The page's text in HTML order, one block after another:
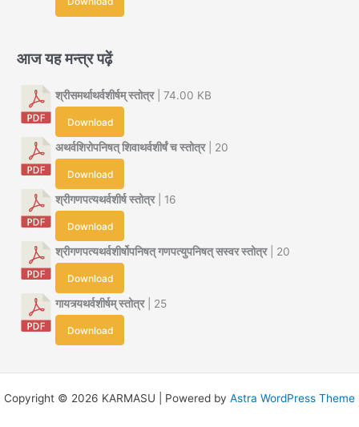
आज यह मन्त्र पढ़ें
श्रीसमर्थाथर्वशीर्षम् स्तोत्र| 74.00 KB
Download
अथर्वशिरोपनिषत् शिवाथर्वशीर्षं च स्तोत्र| 20
Download
श्रीगणपत्यथर्वशीर्ष स्तोत्र| 16
Download
श्रीगणपत्यथर्वशीर्षोपनिषत् गणपत्युपनिषत् सस्वर स्तोत्र| 20
Download
गायत्र्यथर्वशीर्षम् स्तोत्र| 25
Download
Copyright © 2026 KARMASU | Powered by Astra WordPress Theme